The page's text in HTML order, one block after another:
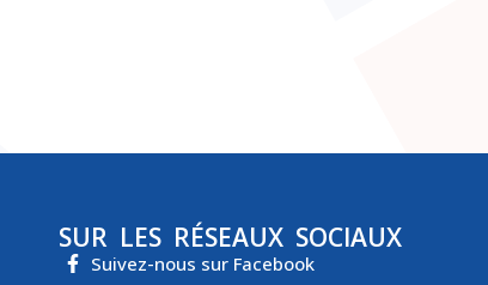
SUR LES RÉSEAUX SOCIAUX
Suivez-nous sur Facebook